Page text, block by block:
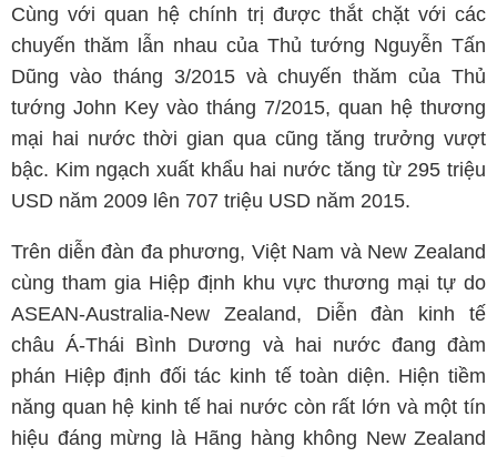
Cùng với quan hệ chính trị được thắt chặt với các
chuyến thăm lẫn nhau của Thủ tướng Nguyễn Tấn
Dũng vào tháng 3/2015 và chuyến thăm của Thủ
tướng John Key vào tháng 7/2015, quan hệ thương
mại hai nước thời gian qua cũng tăng trưởng vượt
bậc. Kim ngạch xuất khẩu hai nước tăng từ 295 triệu
USD năm 2009 lên 707 triệu USD năm 2015.
Trên diễn đàn đa phương, Việt Nam và New Zealand
cùng tham gia Hiệp định khu vực thương mại tự do
ASEAN-Australia-New Zealand, Diễn đàn kinh tế
châu Á-Thái Bình Dương và hai nước đang đàm
phán Hiệp định đối tác kinh tế toàn diện. Hiện tiềm
năng quan hệ kinh tế hai nước còn rất lớn và một tín
hiệu đáng mừng là Hãng hàng không New Zealand